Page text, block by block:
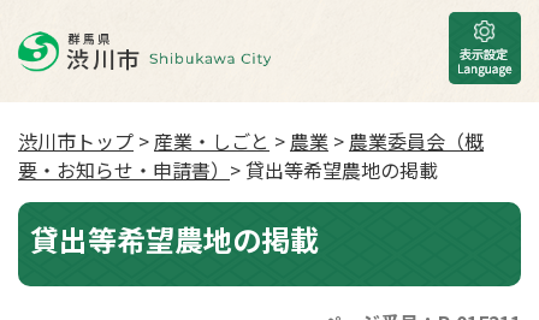
渋川市トップ >産業・しごと > 農業 > 農業委員会（概
要・お知らせ・申請書） > 貸出等希望農地の掲載
貸出等希望農地の掲載